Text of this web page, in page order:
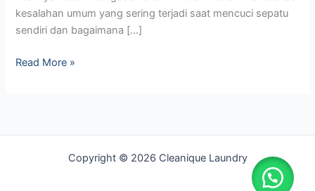
kesalahan umum yang sering terjadi saat mencuci sepatu
sendiri dan bagaimana […]
Read More »
Copyright © 2026 Cleanique Laundry